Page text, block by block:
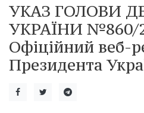
УКАЗ ГОЛОВИ
УКРАЇНИ №860/
Офіційний веб-
Президента